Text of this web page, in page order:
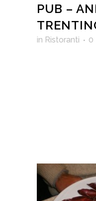
PUB –
in Ristoranti 0